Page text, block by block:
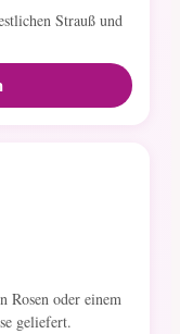
Strauß und
Rosen oder einem
geliefert.